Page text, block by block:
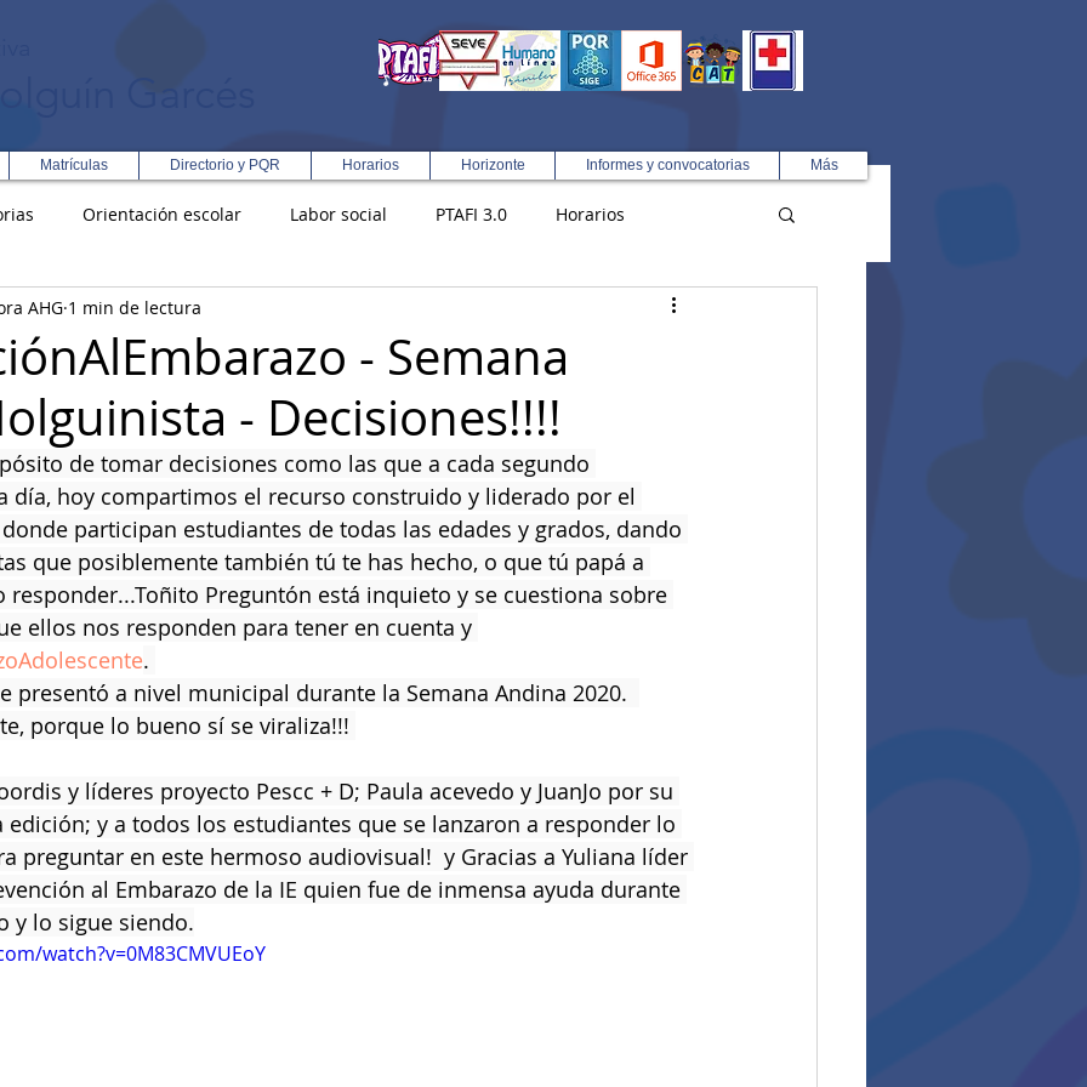
Matrículas Directorio y PQR Horarios Horizonte Informes y convocatorias Más
Orientación escolar Labor social PTAFI 3.0 Horarios
Integral en Turismo
Rectoría Democracia
- Semana
- Decisiones!!!!
AHG 1 min de lectura
de tomar decisiones como las que a cada segundo
día, hoy compartimos el recurso construido y liderado por el
donde participan estudiantes de todas las edades y grados, dando
que posiblemente también tú te has hecho, o que tú papá a
responder...Toñito Preguntón está inquieto y se cuestiona sobre
ellos nos responden para tener en cuenta y
.
presentó a nivel municipal durante la Semana Andina 2020.
porque lo bueno sí se viraliza!!!
y líderes proyecto Pescc + D; Paula acevedo y JuanJo por su
y a todos los estudiantes que se lanzaron a responder lo
preguntar en este hermoso audiovisual!  y Gracias a Yuliana líder
al Embarazo de la IE quien fue de inmensa ayuda durante
y lo sigue siendo.
watch?v=0M83CMVUEoY